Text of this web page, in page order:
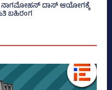
ನಾಗಮೋಹನ್ ದಾಸ್ ಆಯೋಗಕ್ಕೆ
ಬಹಿರಂಗ